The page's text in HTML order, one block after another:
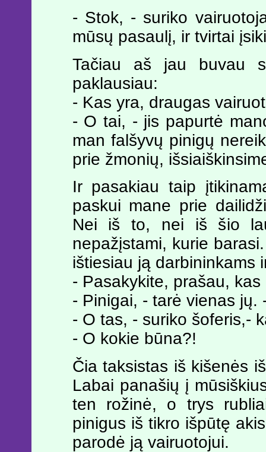
- Stok, - suriko
mūsų pasaulį, ir tvirtai
Tačiau aš jau buvau
paklausiau:
- Kas yra, draugas
- O tai, - jis papurtė
man falšyvų pinigų
prie žmonių,
Ir pasakiau taip
paskui mane prie
Nei iš to, nei iš šio
nepažįstami, kurie
ištiesiau ją darbininkams
- Pasakykite, prašau, kas
- Pinigai, - tarė vienas jų.
- O tas, - suriko šoferis,-
- O kokie būna?!
Čia taksistas iš kišenės
Labai panašių į
ten rožinė, o trys
pinigus iš tikro išpūtę
parodė ją vairuotojui.